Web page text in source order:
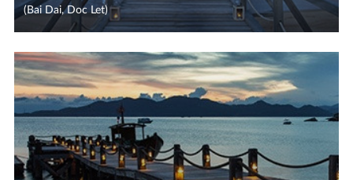
(Bai Dai, Doc Let)